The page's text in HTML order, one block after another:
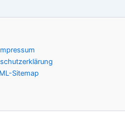
Sitemap